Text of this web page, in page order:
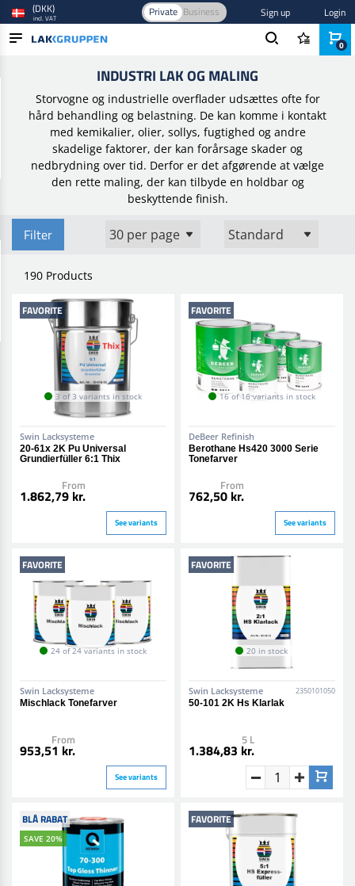
BLOG
BRANDS
NEW IN
(DKK)
incl. VAT Private Business Sign up Login
INDUSTRI LAK OG MALING
Storvogne og industrielle overflader udsættes ofte for
hård behandling og belastning. De kan komme i kontakt
med kemikalier, olier, sollys, fugtighed og andre
skadelige faktorer, der kan forårsage skader og
nedbrydning over tid. Derfor er det afgørende at vælge
den rette maling, der kan tilbyde en holdbar og
beskyttende finish.
Filter
190 Products
FAVORITE
3 of 3 variants in stock
Swin Lacksysteme
20-61x 2K Pu Universal
Grundierfüller 6:1 Thix
From
1.862,79 kr.
See variants
FAVORITE
16 of 16 variants in stock
DeBeer Refinish
Berothane Hs420 3000 Serie
Tonefarver
From
762,50 kr.
See variants
FAVORITE
24 of 24 variants in stock
Swin Lacksysteme
Mischlack Tonefarver
From
953,51 kr.
See variants
FAVORITE
20 in stock
Swin Lacksysteme 2350101050
50-101 2K Hs Klarlak
5 L
1.384,83 kr.
BLÅ RABAT
SAVE 20%
FAVORITE
0